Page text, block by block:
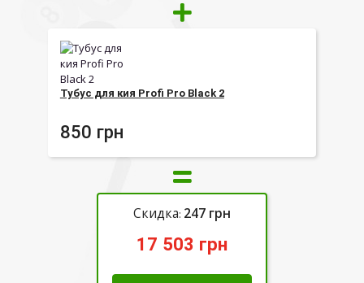
Тубус для кия Profi Pro Black 2
850 грн
Скидка: 247 грн
17 503 грн